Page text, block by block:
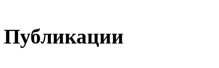
Публикации